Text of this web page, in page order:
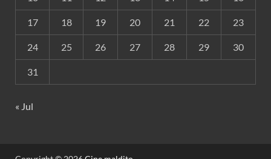
17 18 19 20 21 22 23
24 25 26 27 28 29 30
31
« Jul